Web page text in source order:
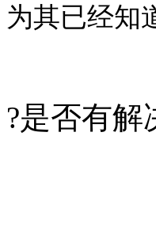
为其已经知
?是否有解